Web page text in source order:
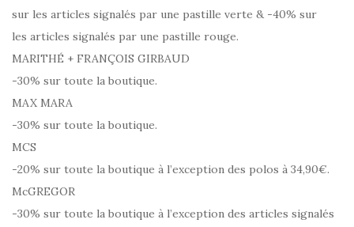
sur les articles signalés par une pastille verte & -40% sur
les articles signalés par une pastille rouge.
MARITHÉ + FRANÇOIS GIRBAUD
-30% sur toute la boutique.
MAX MARA
-30% sur toute la boutique.
MCS
-20% sur toute la boutique à l’exception des polos à 34,90€.
McGREGOR
-30% sur toute la boutique à l’exception des articles signalés